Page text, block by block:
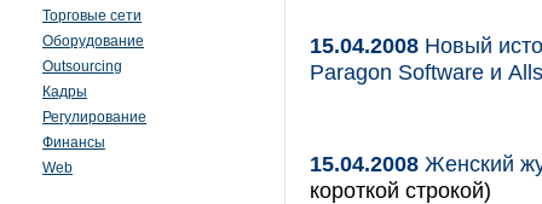
Торговые сети
Оборудование
Outsourcing
Кадры
Регулирование
Финансы
Web
15.04.2008 Новый
Paragon Software и
15.04.2008 Женский
короткой строкой)